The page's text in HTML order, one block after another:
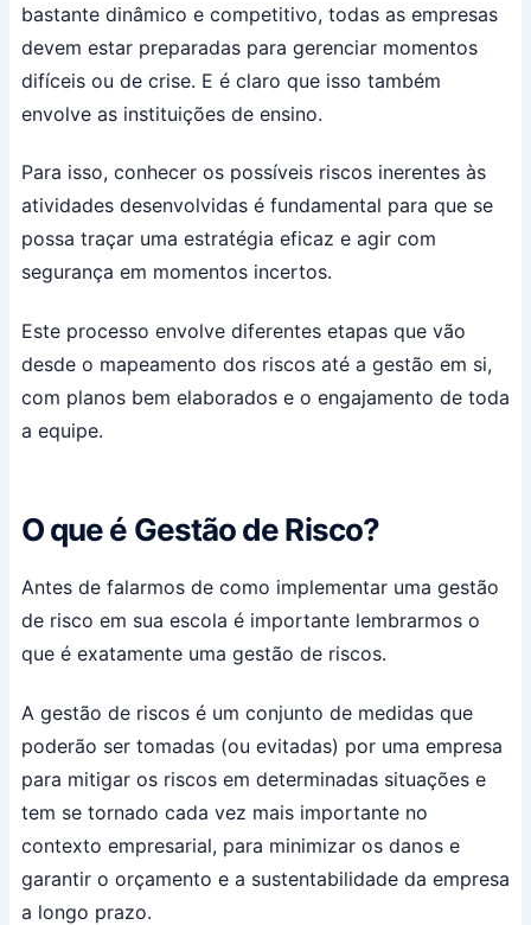
bastante dinâmico e competitivo, todas as empresas
devem estar preparadas para gerenciar momentos
difíceis ou de crise. E é claro que isso também
envolve as instituições de ensino.
Para isso, conhecer os possíveis riscos inerentes às
atividades desenvolvidas é fundamental para que se
possa traçar uma estratégia eficaz e agir com
segurança em momentos incertos.
Este processo envolve diferentes etapas que vão
desde o mapeamento dos riscos até a gestão em si,
com planos bem elaborados e o engajamento de toda
a equipe.
O que é Gestão de Risco?
Antes de falarmos de como implementar uma gestão
de risco em sua escola é importante lembrarmos o
que é exatamente uma gestão de riscos.
A gestão de riscos é um conjunto de medidas que
poderão ser tomadas (ou evitadas) por uma empresa
para mitigar os riscos em determinadas situações e
tem se tornado cada vez mais importante no
contexto empresarial, para minimizar os danos e
garantir o orçamento e a sustentabilidade da empresa
a longo prazo.